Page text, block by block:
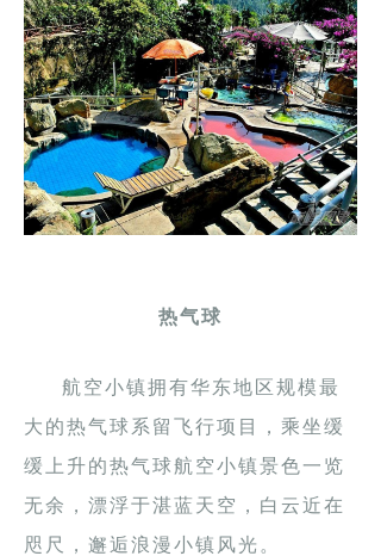
热气球
航空小镇拥有华东地区规模最
大的热气球系留飞行项目，乘坐缓
缓上升的热气球航空小镇景色一览
无余，漂浮于湛蓝天空，白云近在
咫尺，邂逅浪漫小镇风光。